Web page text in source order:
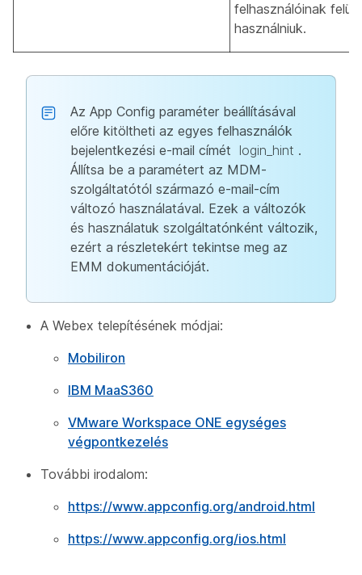
felhasználóinak
használniuk.
Az App Config paraméter beállításával
előre kitöltheti az egyes felhasználók
bejelentkezési e-mail címét login_hint .
Állítsa be a paramétert az MDM-
szolgáltatótól származó e-mail-cím
változó használatával. Ezek a változók
és használatuk szolgáltatónként változik,
ezért a részletekért tekintse meg az
EMM dokumentációját.
A Webex telepítésének módjai:
Mobiliron
IBM MaaS360
VMware Workspace ONE egységes
végpontkezelés
További irodalom:
https://www.appconfig.org/android.html
https://www.appconfig.org/ios.html